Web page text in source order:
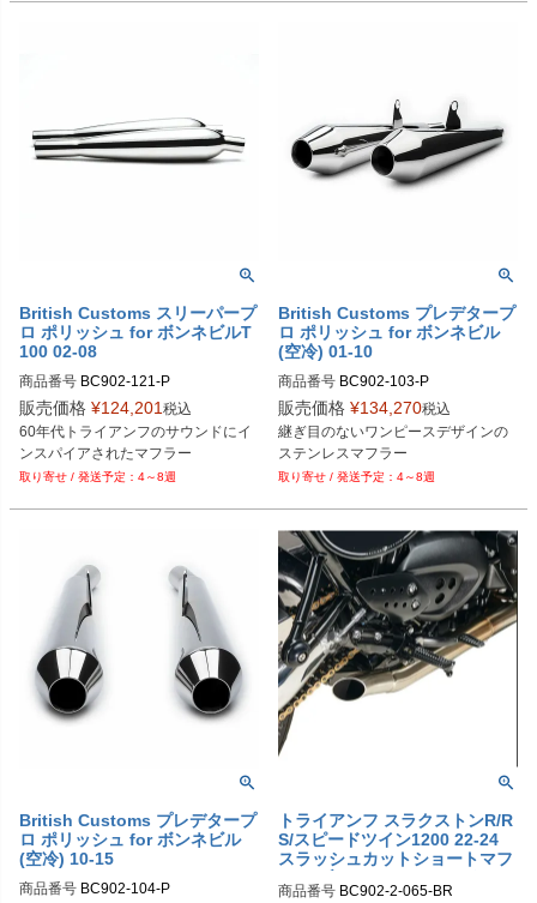
British Customs スリーパープ
ロ ポリッシュ for ボンネビルT
100 02-08
商品番号 BC902-121-P
DRAG型番：1811-3363
販売価格 ¥124,201 税込
60年代トライアンフのサウンドにイ
4～8週
British Customs プレデタープ
ロ ポリッシュ for ボンネビル
(空冷) 01-10
商品番号 BC902-103-P
販売価格 ¥134,270税込
継ぎ目のないワンピースデザインの
4～8週
British Customs プレデタープ
ロ ポリッシュ for ボンネビル
(空冷) 10-15
商品番号 BC902-104-P
トライアンフ スラクストンR/R
S/スピードツイン1200 22-24
スラッシュカットショートマフ
商品番号 BC902-2-065-BR